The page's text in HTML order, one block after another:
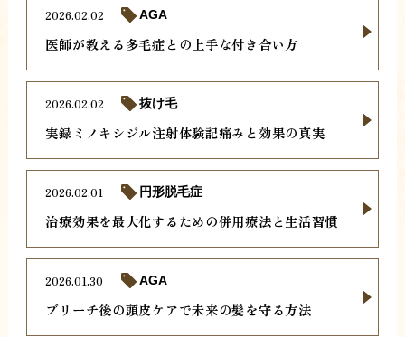
医師が教える多毛症との上手な付き合い方
2026.02.02 AGA
実録ミノキシジル注射体験記痛みと効果の真実
2026.02.02 抜け毛
治療効果を最大化するための併用療法と生活習慣
2026.02.01 円形脱毛症
ブリーチ後の頭皮ケアで未来の髪を守る方法
2026.01.30 AGA